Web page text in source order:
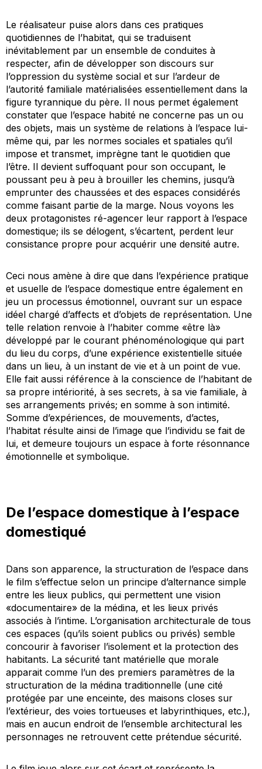
Le réalisateur puise alors dans ces pratiques
quotidiennes de l’habitat, qui se traduisent
inévitablement par un ensemble de conduites à
respecter, afin de développer son discours sur
l’oppression du système social et sur l’ardeur de
l’autorité familiale matérialisées essentiellement dans la
figure tyrannique du père. Il nous permet également
constater que l’espace habité ne concerne pas un ou
des objets, mais un système de relations à l’espace lui-
même qui, par les normes sociales et spatiales qu’il
impose et transmet, imprègne tant le quotidien que
l’être. Il devient suffoquant pour son occupant, le
poussant peu à peu à brouiller les chemins, jusqu’à
emprunter des chaussées et des espaces considérés
comme faisant partie de la marge. Nous voyons les
deux protagonistes ré-agencer leur rapport à l’espace
domestique; ils se délogent, s’écartent, perdent leur
consistance propre pour acquérir une densité autre.
Ceci nous amène à dire que dans l’expérience pratique
et usuelle de l’espace domestique entre également en
jeu un processus émotionnel, ouvrant sur un espace
idéel chargé d’affects et d’objets de représentation. Une
telle relation renvoie à l’habiter comme «être là»
développé par le courant phénoménologique qui part
du lieu du corps, d’une expérience existentielle située
dans un lieu, à un instant de vie et à un point de vue.
Elle fait aussi référence à la conscience de l’habitant de
sa propre intériorité, à ses secrets, à sa vie familiale, à
ses arrangements privés; en somme à son intimité.
Somme d’expériences, de mouvements, d’actes,
l’habitat résulte ainsi de l’image que l’individu se fait de
lui, et demeure toujours un espace à forte résonnance
émotionnelle et symbolique.
De l’espace domestique à l’espace
domestiqué
Dans son apparence, la structuration de l’espace dans
le film s’effectue selon un principe d’alternance simple
entre les lieux publics, qui permettent une vision
«documentaire» de la médina, et les lieux privés
associés à l’intime. L’organisation architecturale de tous
ces espaces (qu’ils soient publics ou privés) semble
concourir à favoriser l’isolement et la protection des
habitants. La sécurité tant matérielle que morale
apparait comme l’un des premiers paramètres de la
structuration de la médina traditionnelle (une cité
protégée par une enceinte, des maisons closes sur
l’extérieur, des voies tortueuses et labyrinthiques, etc.),
mais en aucun endroit de l’ensemble architectural les
personnages ne retrouvent cette prétendue sécurité.